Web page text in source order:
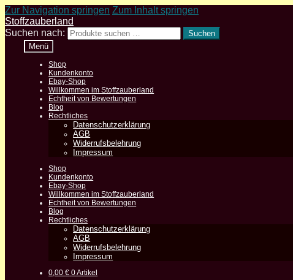
Zur Navigation springen Zum Inhalt springen
Stoffzauberland
Suchen nach:
Suchen
Menü
Shop
Kundenkonto
Ebay-Shop
Willkommen im Stoffzauberland
Echtheit von Bewertungen
Blog
Rechtliches
Datenschutzerklärung
AGB
Widerrufsbelehrung
Impressum
Shop
Kundenkonto
Ebay-Shop
Willkommen im Stoffzauberland
Echtheit von Bewertungen
Blog
Rechtliches
Datenschutzerklärung
AGB
Widerrufsbelehrung
Impressum
0,00€ 0 Artikel